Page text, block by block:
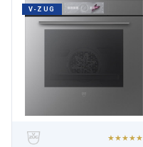
V-ZUG
★★★★★